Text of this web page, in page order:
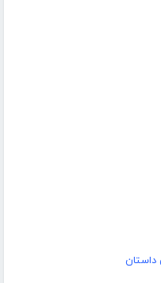
داستان